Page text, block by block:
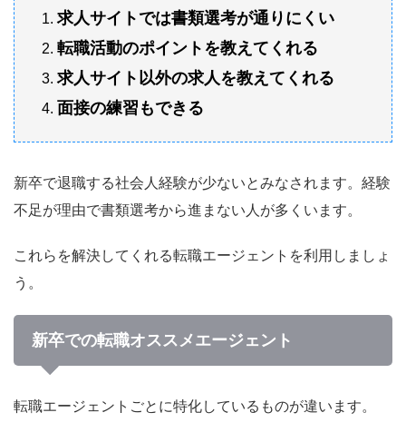
求人サイトでは書類選考が通りにくい
転職活動のポイントを教えてくれる
求人サイト以外の求人を教えてくれる
面接の練習もできる
新卒で退職する社会人経験が少ないとみなされます。経験
不足が理由で書類選考から進まない人が多くいます。
これらを解決してくれる転職エージェントを利用しましょ
う。
新卒での転職オススメエージェント
転職エージェントごとに特化しているものが違います。